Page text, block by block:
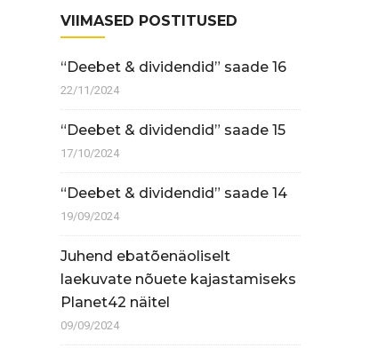
VIIMASED POSTITUSED
“Deebet & dividendid” saade 16
22/11/2024
“Deebet & dividendid” saade 15
17/10/2024
“Deebet & dividendid” saade 14
19/09/2024
Juhend ebatõenäoliselt
laekuvate nõuete kajastamiseks
Planet42 näitel
09/09/2024